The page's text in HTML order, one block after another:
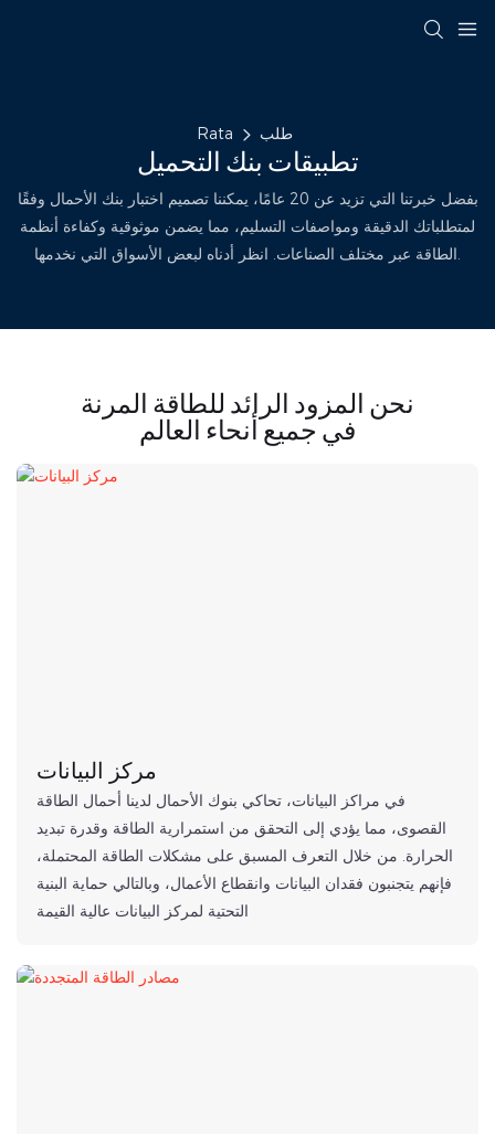
Rata طلب
تطبيقات بنك التحميل
بفضل خبرتنا التي تزيد عن 20 عامًا، يمكننا تصميم اختبار بنك الأحمال وفقًا
لمتطلباتك الدقيقة ومواصفات التسليم، مما يضمن موثوقية وكفاءة أنظمة
الطاقة عبر مختلف الصناعات. انظر أدناه لبعض الأسواق التي نخدمها.
نحن المزود الرائد للطاقة المرنة
في جميع أنحاء العالم
مركز البيانات
في مراكز البيانات، تحاكي بنوك الأحمال لدينا أحمال الطاقة
القصوى، مما يؤدي إلى التحقق من استمرارية الطاقة وقدرة تبديد
الحرارة. من خلال التعرف المسبق على مشكلات الطاقة المحتملة،
فإنهم يتجنبون فقدان البيانات وانقطاع الأعمال، وبالتالي حماية البنية
التحتية لمركز البيانات عالية القيمة